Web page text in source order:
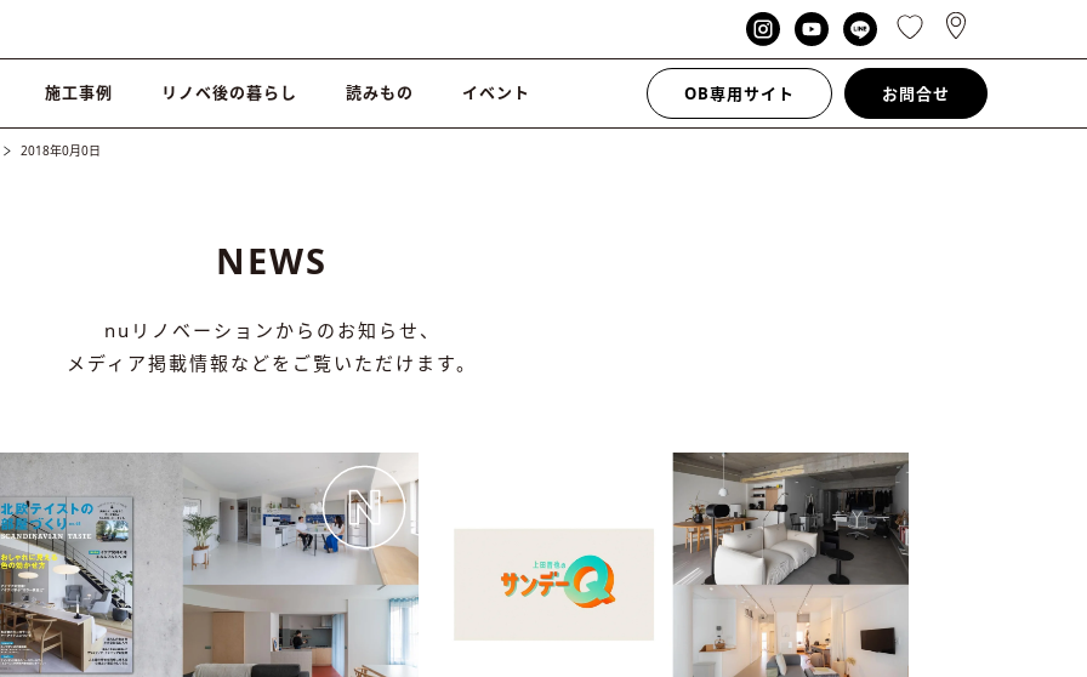
施工事例 リノベ後の暮らし 読みもの イベント OB専用サイト お問合せ
2018年0月0日
NEWS
nuリノベーションからのお知らせ、
メディア掲載情報などをご覧いただけます。